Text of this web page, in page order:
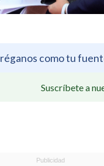
como tu
Suscríbete a